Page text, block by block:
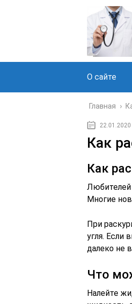
О сайте
Главная ›
22.01.2020
Как
Как
Любителей
Многие
При
угля. Если
далеко не
Что
Налейте